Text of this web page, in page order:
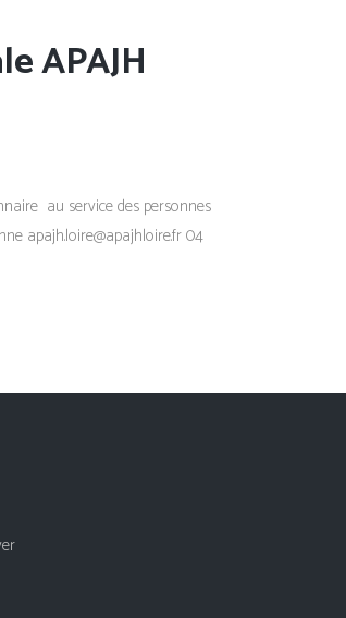
APAJH
au service des personnes
apajh.loire@apajhloire.fr 04